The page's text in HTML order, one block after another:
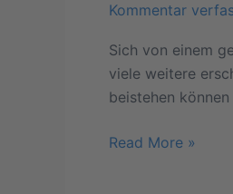
Kommentar
Sich von einem
viele weitere
beistehen
Abschied
trotz
der
Einschränkungen
Corona
Read More »